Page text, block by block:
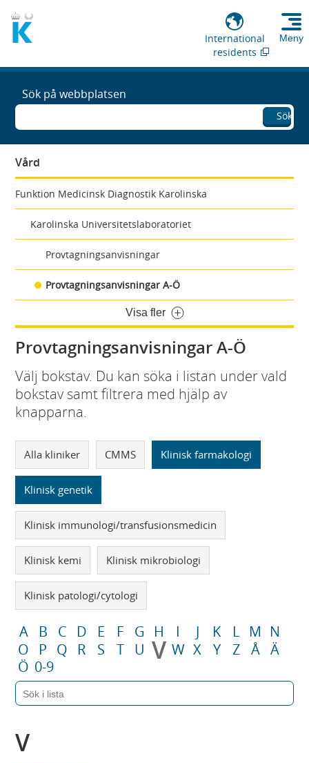
International
residents
Meny
Sök på webbplatsen
Sök
Vård
Funktion Medicinsk Diagnostik Karolinska
Karolinska Universitetslaboratoriet
Provtagningsanvisningar
Provtagningsanvisningar A-Ö
Visa fler
Provtagningsanvisningar A-Ö
Välj bokstav. Du kan söka i listan under vald
bokstav samt filtrera med hjälp av
knapparna.
Alla kliniker CMMS Klinisk farmakologi
Klinisk genetik
Klinisk immunologi/transfusionsmedicin
Klinisk kemi Klinisk mikrobiologi
Klinisk patologi/cytologi
A B C D E F G H I J K L M N
O
P Q R S T U V W X Y Z Å Ä
Ö 0-9
V